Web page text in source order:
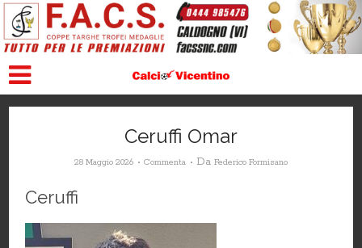
Ceruffi Omar
28 Maggio 2026 Commenta Da Federico Formisano
Ceruffi